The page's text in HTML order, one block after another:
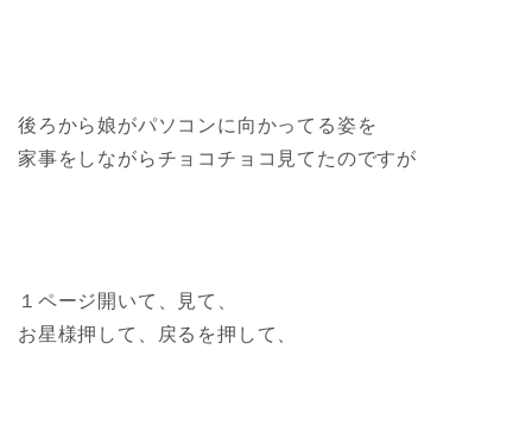
後ろから娘がパソコンに向かってる姿を
家事をしながらチョコチョコ見てたのですが
１ページ開いて、見て、
お星様押して、戻るを押して、